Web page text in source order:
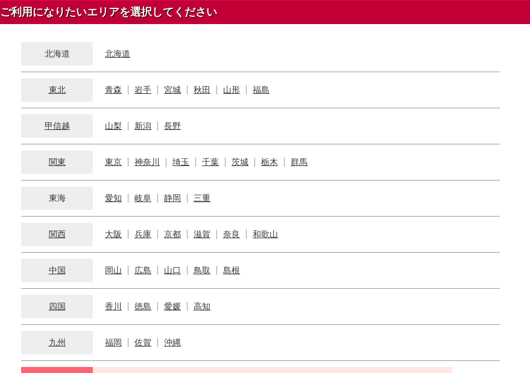
ご利用になりたいエリアを選択してください
北海道 北海道
東北 青森 岩手 宮城 秋田 山形 福島
甲信越 山梨 新潟 長野
関東 東京 神奈川 埼玉 千葉 茨城 栃木 群馬
東海 愛知 岐阜 静岡 三重
関西 大阪 兵庫 京都 滋賀 奈良 和歌山
中国 岡山 広島 山口 鳥取 島根
四国 香川 徳島 愛媛 高知
九州 福岡 佐賀 沖縄